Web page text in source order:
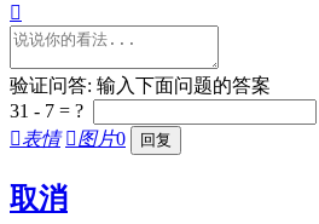

验证问答: 输入下面问题的答案
31 - 7 = ?
表情 图片0
取消